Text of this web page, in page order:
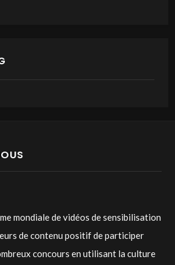
mondiale de vidéos de sensibilisation
de contenu positif de participer
concours en utilisant la culture